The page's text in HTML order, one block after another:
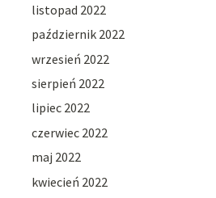
listopad 2022
październik 2022
wrzesień 2022
sierpień 2022
lipiec 2022
czerwiec 2022
maj 2022
kwiecień 2022